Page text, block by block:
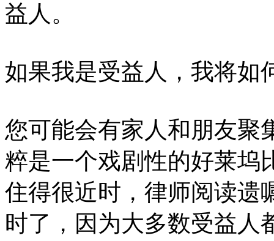
益人。
如果我是受益人，我将如
您可能会有家人和朋友聚
粹是一个戏剧性的好莱坞
住得很近时，律师阅读遗
时了，因为大多数受益人